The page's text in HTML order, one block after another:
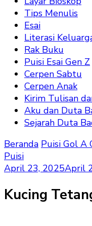
Tips Menulis
Esai
Literasi
Rak Buku
Puisi Esai Gen Z
Cerpen Sabtu
Cerpen Anak
Kirim Tulisan
Aku dan Duta
Sejarah Duta
Beranda Puisi Gol A
Puisi
April 23, 2025April
Kucing